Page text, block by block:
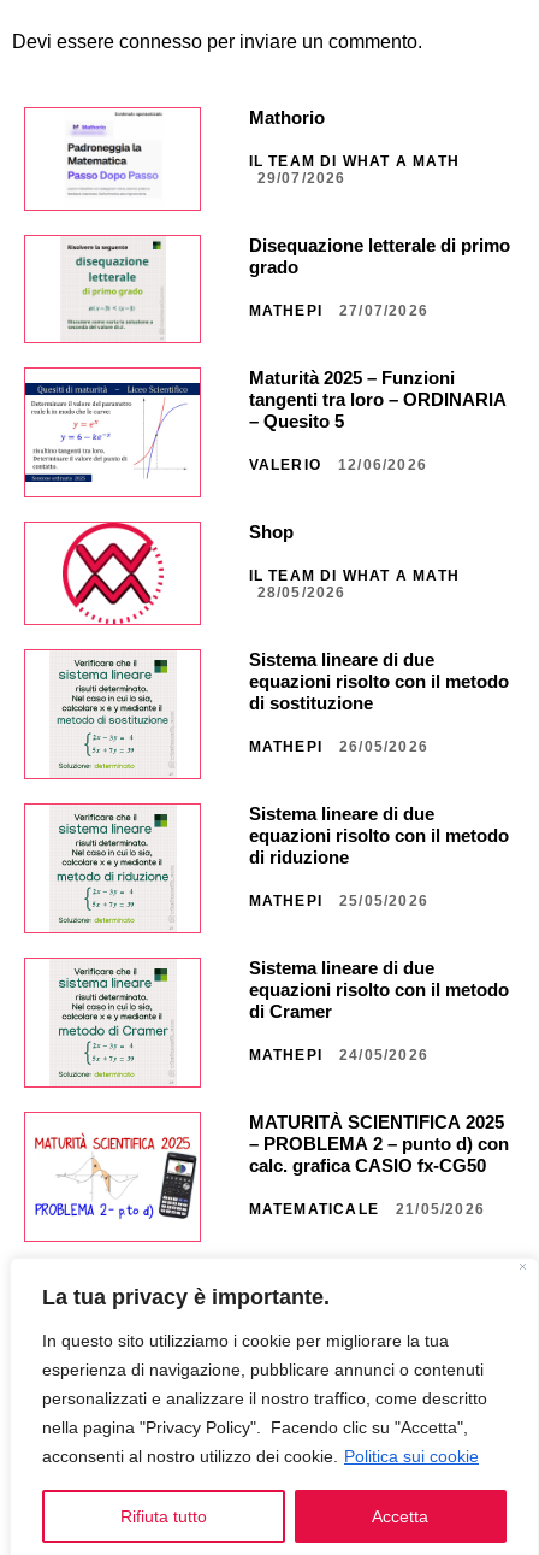
La tua privacy è importante.
In questo sito utilizziamo i cookie per migliorare la tua
esperienza di navigazione, pubblicare annunci o contenuti
personalizzati e analizzare il nostro traffico, come descritto
nella pagina "Privacy Policy". Facendo clic su "Accetta",
acconsenti al nostro utilizzo dei cookie.
Politica sui cookie
Rifiuta tutto Accetta
Devi essere connesso per inviare un commento.
Mathorio
IL TEAM DI WHAT A MATH
29/07/2026
Disequazione letterale di primo
grado
MATHEPI 27/07/2026
Maturità 2025 – Funzioni
tangenti tra loro – ORDINARIA
– Quesito 5
VALERIO 12/06/2026
Shop
IL TEAM DI WHAT A MATH
28/05/2026
Sistema lineare di due
equazioni risolto con il metodo
di sostituzione
MATHEPI 26/05/2026
Sistema lineare di due
equazioni risolto con il metodo
di riduzione
MATHEPI 25/05/2026
Sistema lineare di due
equazioni risolto con il metodo
di Cramer
MATHEPI 24/05/2026
MATURITÀ SCIENTIFICA 2025
– PROBLEMA 2 – punto d) con
calc. grafica CASIO fx-CG50 _
MATEMATICALE 21/05/2026
– PROBLEMA 2 – punto c) con
NA35 _ CG849
MATEMATICALE 18/05/2026
MATURITÀ SCIENTIFICA 2025
– PROBLEMA 2 – punto b) con
NA30 _ CG847
MATEMATICALE 12/05/2026